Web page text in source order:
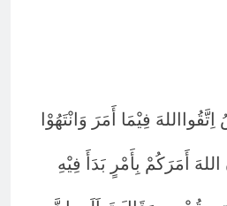
اِتَّقُوااللهَ فِيْمَا أَمَرَ وَانْتَهُوْا
أَمَرَكُمْ بِأَمْرٍ بَدَأَ فِيْهِ